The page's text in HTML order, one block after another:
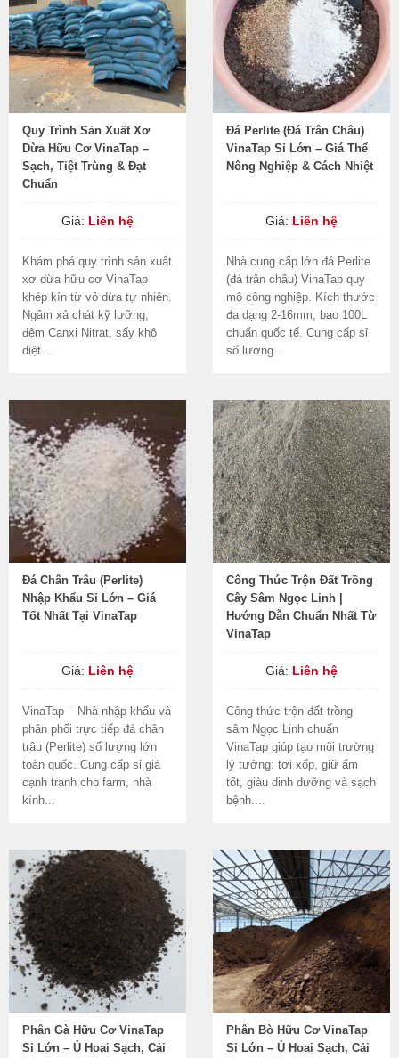
Quy Trình Sản Xuất Xơ
Dừa Hữu Cơ VinaTap –
Sạch, Tiệt Trùng & Đạt
Chuẩn
Giá: Liên hệ
Khám phá quy trình sản xuất
xơ dừa hữu cơ VinaTap
khép kín từ vỏ dừa tự nhiên.
Ngâm xả chát kỹ lưỡng,
đệm Canxi Nitrat, sấy khô
diệt...
Đá Perlite (Đá Trân Châu)
VinaTap Sỉ Lớn – Giá Thể
Nông Nghiệp & Cách Nhiệt
Giá: Liên hệ
Nhà cung cấp lớn đá Perlite
(đá trân châu) VinaTap quy
mô công nghiệp. Kích thước
đa dạng 2-16mm, bao 100L
chuẩn quốc tế. Cung cấp sỉ
số lượng...
Đá Chân Trâu (Perlite)
Nhập Khẩu Sỉ Lớn – Giá
Tốt Nhất Tại VinaTap
Giá: Liên hệ
VinaTap – Nhà nhập khẩu và
phân phối trực tiếp đá chân
trâu (Perlite) số lượng lớn
toàn quốc. Cung cấp sỉ giá
cạnh tranh cho farm, nhà
kính...
Công Thức Trộn Đất Trồng
Cây Sâm Ngọc Linh |
Hướng Dẫn Chuẩn Nhất Từ
VinaTap
Giá: Liên hệ
Công thức trộn đất trồng
sâm Ngọc Linh chuẩn
VinaTap giúp tạo môi trường
lý tưởng: tơi xốp, giữ ẩm
tốt, giàu dinh dưỡng và sạch
bệnh....
Phân Gà Hữu Cơ VinaTap
Sỉ Lớn – Ủ Hoai Sạch, Cải
Phân Bò Hữu Cơ VinaTap
Sỉ Lớn – Ủ Hoai Sạch, Cải